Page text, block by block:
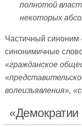
полнотой
некоторых
Частичный синоним
синонимичные
«гражданское
волеизъявления»,